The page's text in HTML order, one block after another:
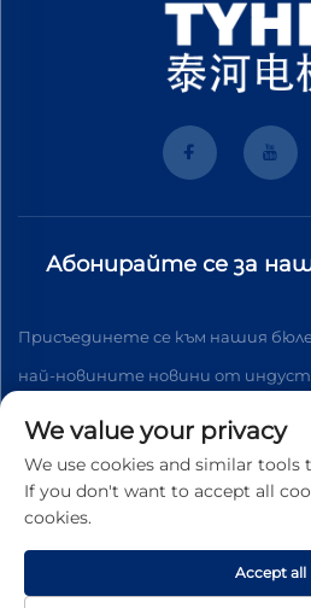
Абонирайте се за
Присъединете се към нашия
най-новините новини от
Всички права запазени © 2026
We value your privacy
We use cookies and similar tools
If you don't want to accept all
cookies.
Accept all